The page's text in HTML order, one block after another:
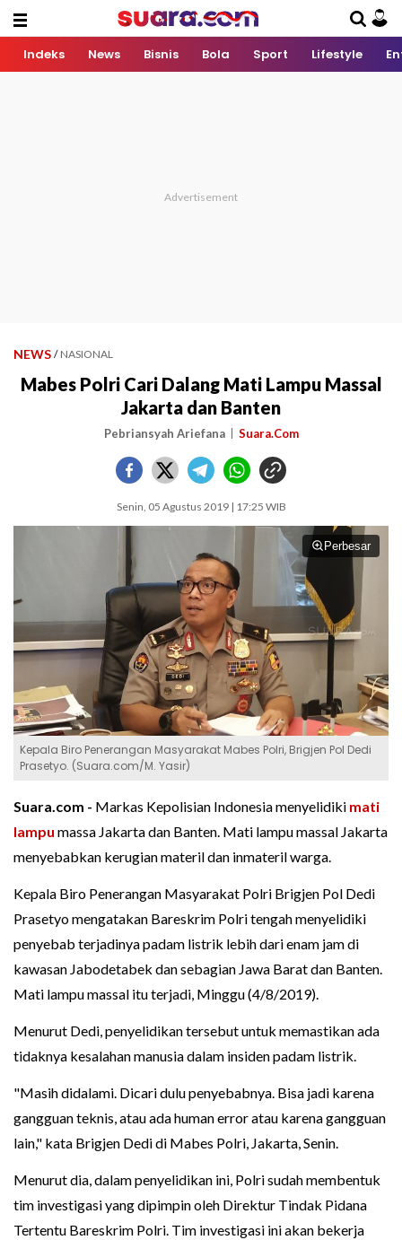
Indeks News Bisnis Bola Sport Lifestyle
NEWS / NASIONAL
Mabes Polri Cari Dalang Mati Lampu Massal
Jakarta dan Banten
Pebriansyah Ariefana Suara.Com
Senin, 05 Agustus 2019 | 17:25 WIB
Perbesar
Kepala Biro Penerangan Masyarakat Mabes Polri, Brigjen Pol Dedi
Prasetyo. (Suara.com/M. Yasir)
Suara.com - Markas Kepolisian Indonesia menyelidiki mati
lampu massa Jakarta dan Banten. Mati lampu massal Jakarta
menyebabkan kerugian materil dan inmateril warga.
Kepala Biro Penerangan Masyarakat Polri Brigjen Pol Dedi
Prasetyo mengatakan Bareskrim Polri tengah menyelidiki
penyebab terjadinya padam listrik lebih dari enam jam di
kawasan Jabodetabek dan sebagian Jawa Barat dan Banten.
Mati lampu massal itu terjadi, Minggu (4/8/2019).
Menurut Dedi, penyelidikan tersebut untuk memastikan ada
tidaknya kesalahan manusia dalam insiden padam listrik.
"Masih didalami. Dicari dulu penyebabnya. Bisa jadi karena
gangguan teknis, atau ada human error atau karena gangguan
lain," kata Brigjen Dedi di Mabes Polri, Jakarta, Senin.
Menurut dia, dalam penyelidikan ini, Polri sudah membentuk
tim investigasi yang dipimpin oleh Direktur Tindak Pidana
Tertentu Bareskrim Polri. Tim investigasi ini akan bekerja